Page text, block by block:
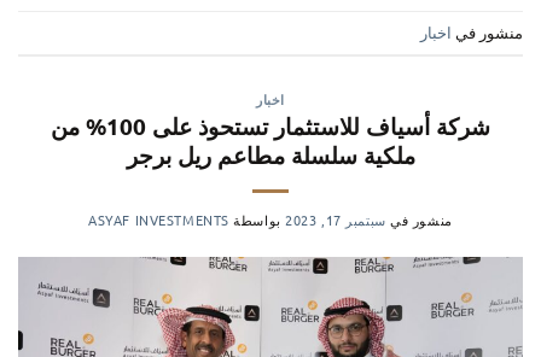
منشور في اخبار
اخبار
شركة أسياف للاستثمار تستحوذ على 100% من
ملكية سلسلة مطاعم ريل برجر
منشور في سبتمبر 17, 2023 بواسطة ASYAF INVESTMENTS